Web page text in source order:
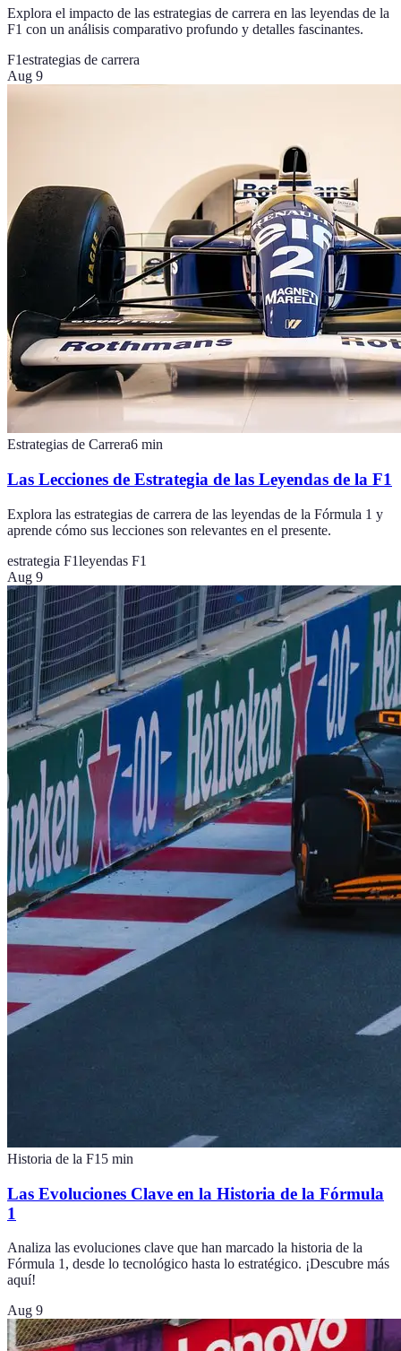
Explora el impacto de las estrategias de carrera en las leyendas de la
F1 con un análisis comparativo profundo y detalles fascinantes.
F1estrategias de carrera
Aug 9
Estrategias de Carrera6 min
Las Lecciones de Estrategia de las Leyendas de la F1
Explora las estrategias de carrera de las leyendas de la Fórmula 1 y
aprende cómo sus lecciones son relevantes en el presente.
estrategia F1leyendas F1
Aug 9
Historia de la F1 5 min
Las Evoluciones Clave en la Historia de la Fórmula
1
Analiza las evoluciones clave que han marcado la historia de la
Fórmula 1, desde lo tecnológico hasta lo estratégico. ¡Descubre más
aquí!
Aug 9